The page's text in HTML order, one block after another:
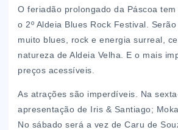
O feriadão prolongado da Páscoa
o 2º Aldeia Blues Rock Festival.
muito blues, rock e energia surreal,
natureza de Aldeia Velha. E o mais
preços acessíveis.
As atrações são imperdíveis. Na
apresentação de Iris & Santiago;
No sábado será a vez de Caru de